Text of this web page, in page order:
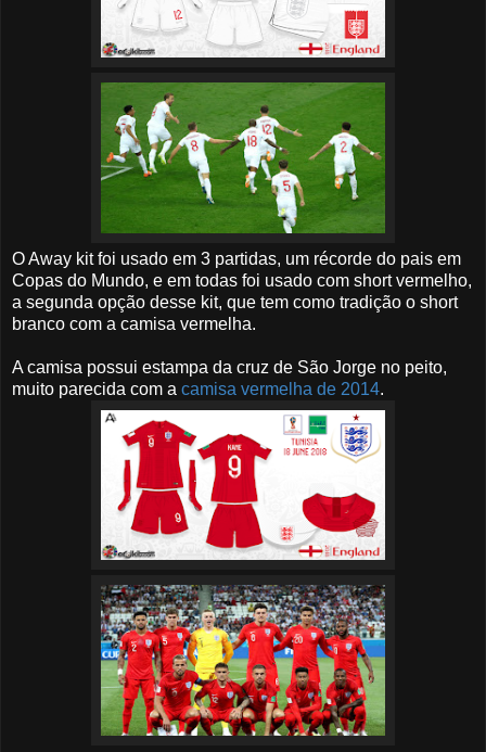
O Away kit foi usado em 3 partidas, um récorde do pais em
Copas do Mundo, e em todas foi usado com short vermelho,
a segunda opção desse kit, que tem como tradição o short
branco com a camisa vermelha.
A camisa possui estampa da cruz de São Jorge no peito,
muito parecida com a camisa vermelha de 2014.